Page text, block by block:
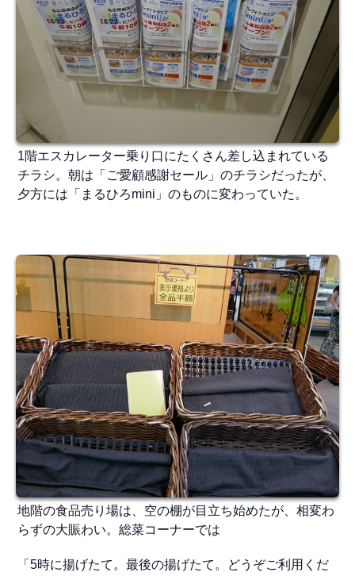
1階エスカレーター乗り口にたくさん差し込まれている
チラシ。朝は「ご愛顧感謝セール」のチラシだったが、
夕方には「まるひろmini」のものに変わっていた。
地階の食品売り場は、空の棚が目立ち始めたが、相変わ
らずの大賑わい。総菜コーナーでは
「5時に揚げたて。最後の揚げたて。どうぞご利用くだ